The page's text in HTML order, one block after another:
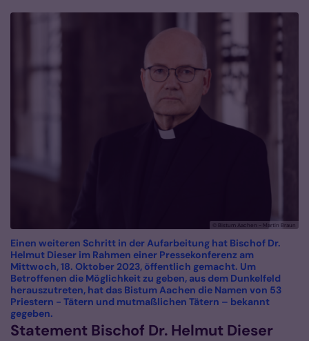
© Bistum Aachen - Martin Braun
Einen weiteren Schritt in der Aufarbeitung hat Bischof Dr.
Helmut Dieser im Rahmen einer Pressekonferenz am
Mittwoch, 18. Oktober 2023, öffentlich gemacht. Um
Betroffenen die Möglichkeit zu geben, aus dem Dunkel­feld
her­­auszutreten, hat das Bistum Aachen die Namen von 53
Priestern - Tätern und mutmaß­li­chen Tätern – bekannt
gegeben.
Statement Bischof Dr. Helmut Dieser